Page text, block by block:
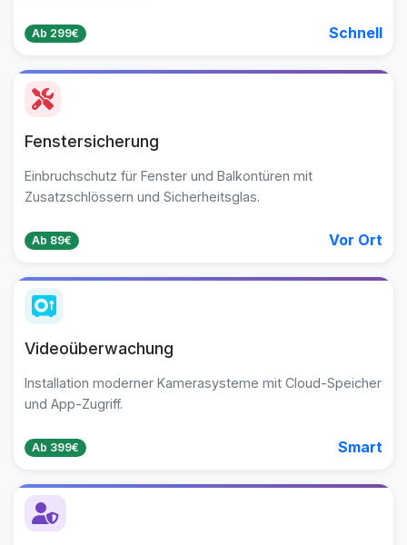
Ab 299€ Schnell
Fenstersicherung
Einbruchschutz für Fenster und Balkontüren mit
Zusatzschlössern und Sicherheitsglas.
Ab 89€ Vor Ort
Videoüberwachung
Installation moderner Kamerasysteme mit Cloud-Speicher
und App-Zugriff.
Ab 399€ Smart